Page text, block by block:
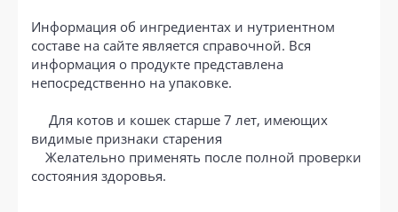
Информация об ингредиентах и нутриентном
составе на сайте является справочной. Вся
информация о продукте представлена
непосредственно на упаковке.
Для котов и кошек старше 7 лет, имеющих
видимые признаки старения
Желательно применять после полной проверки
состояния здоровья.